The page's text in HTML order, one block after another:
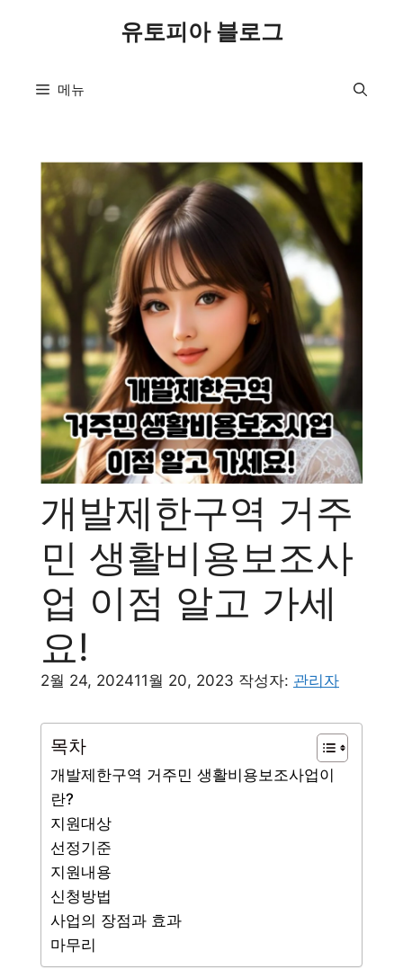
유토피아 블로그
메뉴
개발제한구역 거주
민 생활비용보조사
업 이점 알고 가세
요!
2월 24, 202411월 20, 2023 작성자: 관리자
목차
개발제한구역 거주민 생활비용보조사업이
란?
지원대상
선정기준
지원내용
신청방법
사업의 장점과 효과
마무리